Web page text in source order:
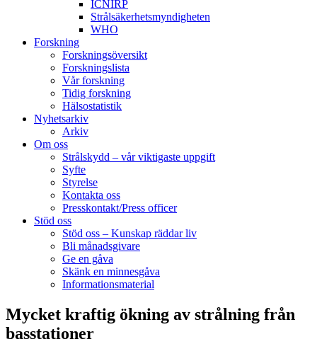
ICNIRP
Strålsäkerhetsmyndigheten
WHO
Forskning
Forskningsöversikt
Forskningslista
Vår forskning
Tidig forskning
Hälsostatistik
Nyhetsarkiv
Arkiv
Om oss
Strålskydd – vår viktigaste uppgift
Syfte
Styrelse
Kontakta oss
Presskontakt/Press officer
Stöd oss
Stöd oss – Kunskap räddar liv
Bli månadsgivare
Ge en gåva
Skänk en minnesgåva
Informationsmaterial
Mycket kraftig ökning av strålning från
basstationer